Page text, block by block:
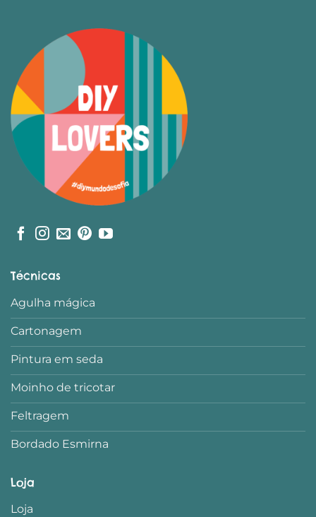
Técnicas
Agulha mágica
Cartonagem
Pintura em seda
Moinho de tricotar
Feltragem
Bordado Esmirna
Loja
Loja